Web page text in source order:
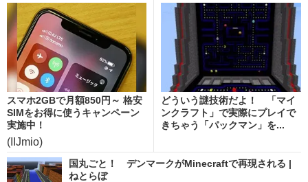
スマホ2GBで月額850円～ 格安
SIMをお得に使うキャンペーン
実施中！
(IIJmio)
どういう謎技術だよ！ 「マイ
ンクラフト」で実際にプレイで
きちゃう「パックマン」を...
国丸ごと！ デンマークがMinecraftで再現される |
ねとらぼ